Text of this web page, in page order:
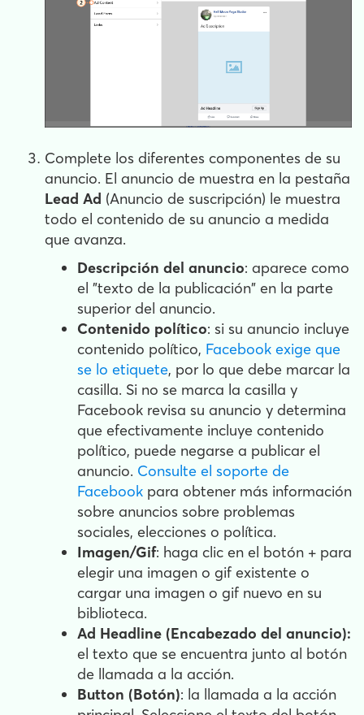
Complete los diferentes componentes de su
anuncio. El anuncio de muestra en la pestaña
Lead Ad (Anuncio de suscripción) le muestra
todo el contenido de su anuncio a medida
que avanza.
Descripción del anuncio: aparece como
el "texto de la publicación" en la parte
superior del anuncio.
Contenido político: si su anuncio incluye
contenido político, Facebook exige que
se lo etiquete, por lo que debe marcar la
casilla. Si no se marca la casilla y
Facebook revisa su anuncio y determina
que efectivamente incluye contenido
político, puede negarse a publicar el
anuncio. Consulte el soporte de
Facebook para obtener más información
sobre anuncios sobre problemas
sociales, elecciones o política.
Imagen/Gif: haga clic en el botón + para
elegir una imagen o gif existente o
cargar una imagen o gif nuevo en su
biblioteca.
Ad Headline (Encabezado del anuncio):
el texto que se encuentra junto al botón
de llamada a la acción.
Button (Botón): la llamada a la acción